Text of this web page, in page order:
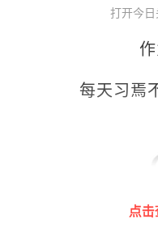
打开今
每天习焉
点